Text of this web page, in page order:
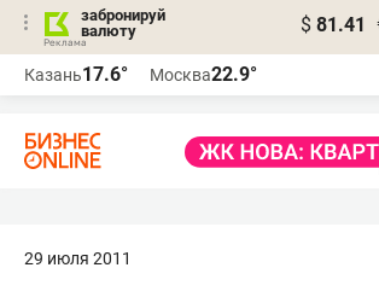
забронируй
валюту
$ 81.41
Казань17.6° Москва22.9°
29 июля 2011